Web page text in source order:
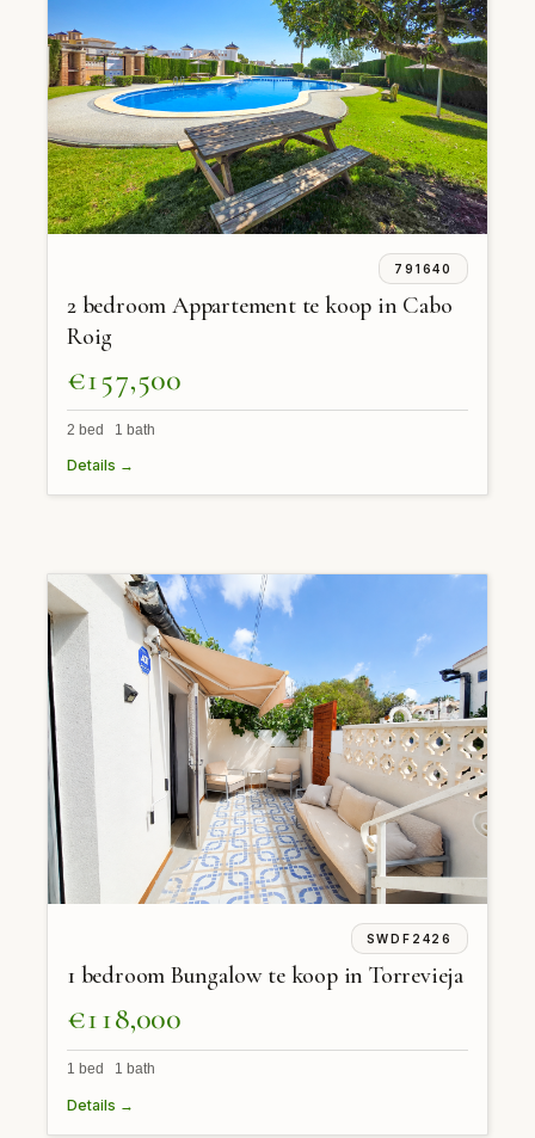
791640
2 bedroom Appartement te koop in Cabo
Roig
€157,500
2 bed 1 bath
Details →
SWDF2426
1 bedroom Bungalow te koop in Torrevieja
€118,000
1 bed 1 bath
Details →